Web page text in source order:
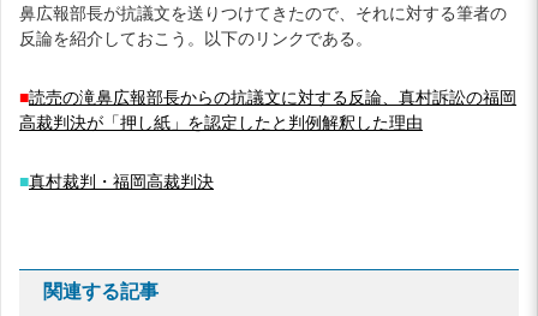
鼻広報部長が抗議文を送りつけてきたので、それに対する筆者の
反論を紹介しておこう。以下のリンクである。
■読売の滝鼻広報部長からの抗議文に対する反論、真村訴訟の福岡
高裁判決が「押し紙」を認定したと判例解釈した理由
■真村裁判・福岡高裁判決
関連する記事